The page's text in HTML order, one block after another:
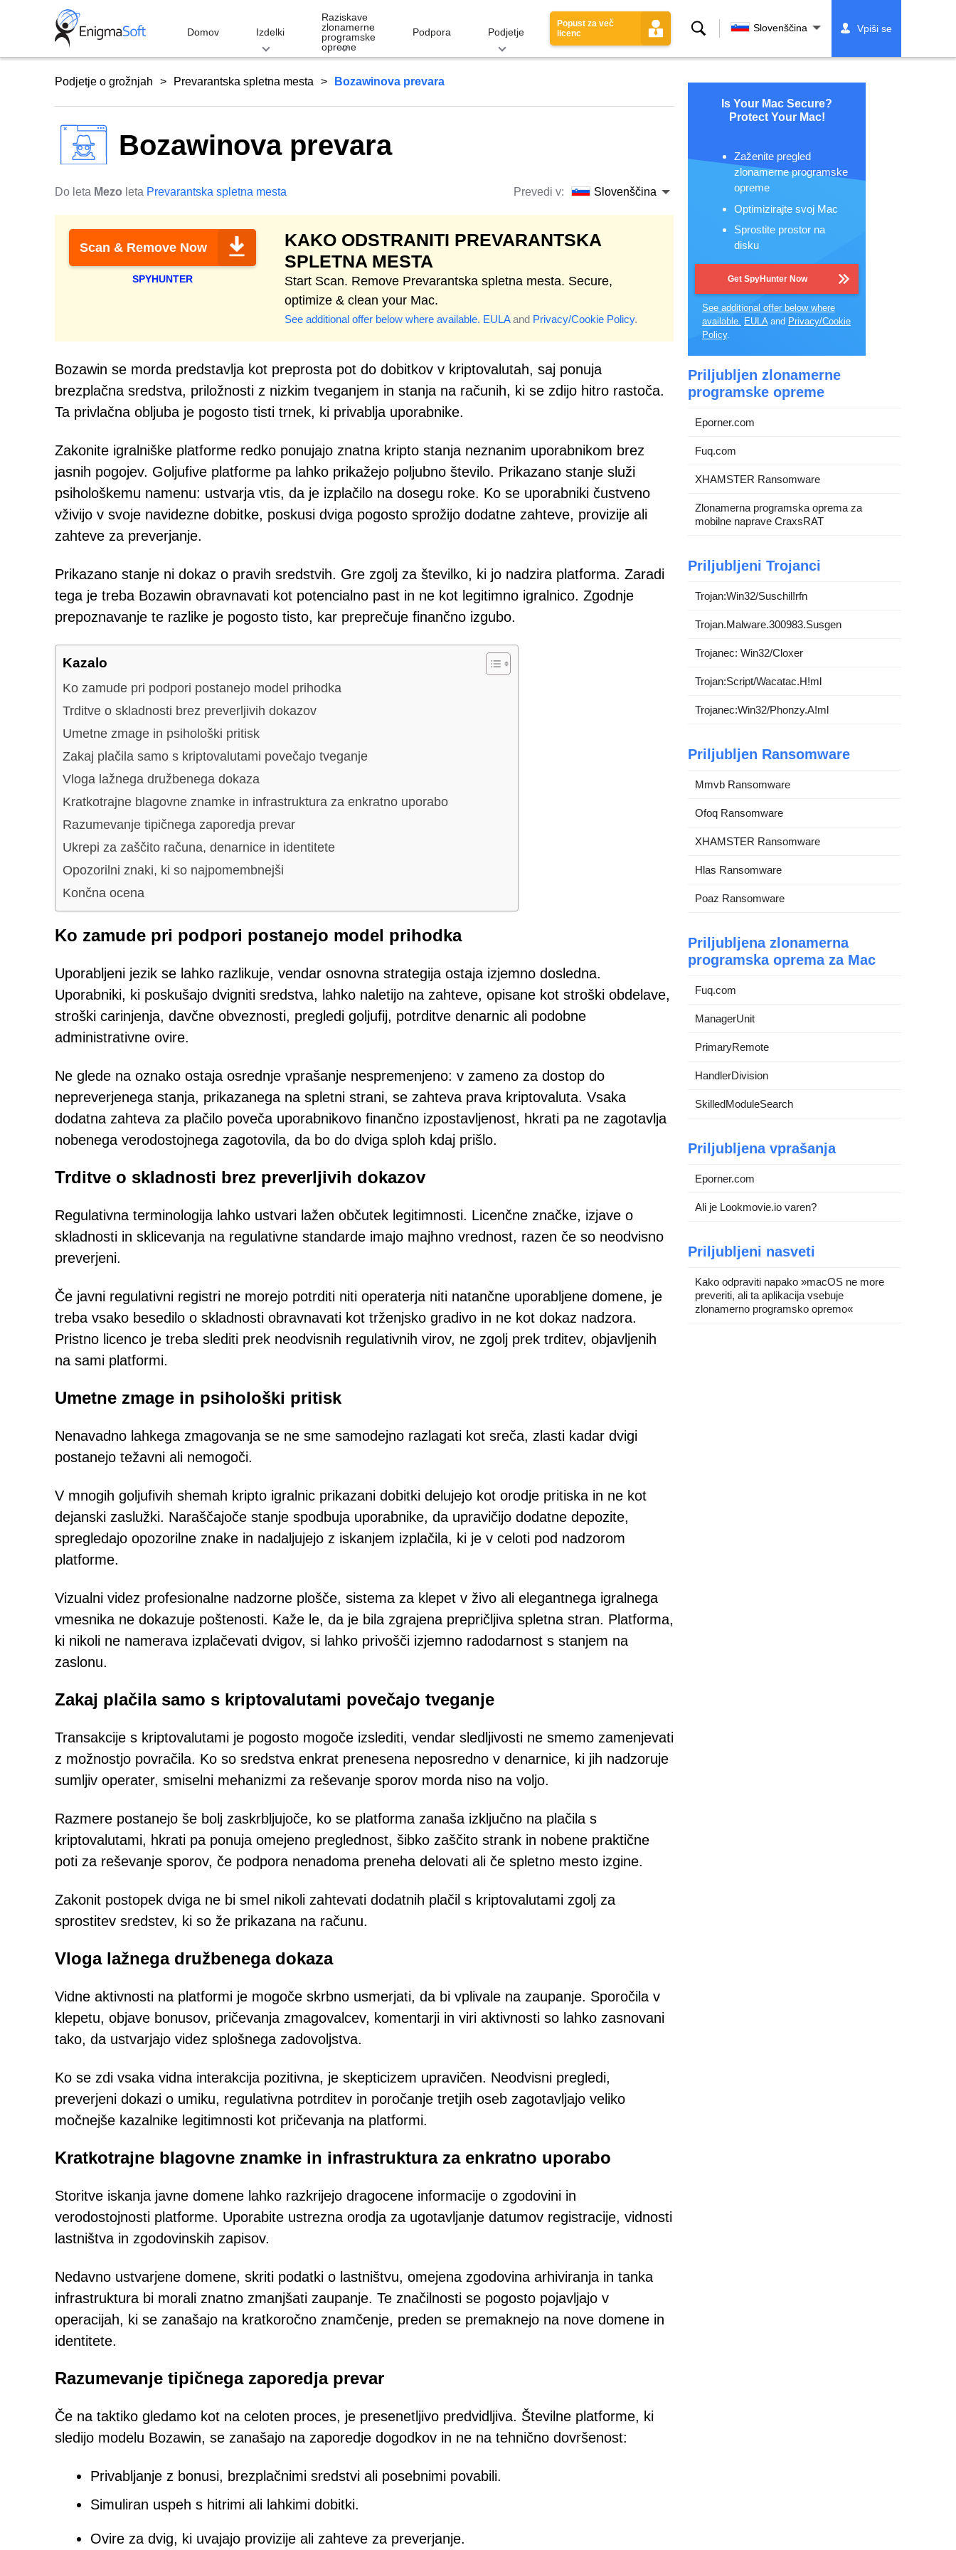
Domov Izdelki
Raziskave
zlonamerne
programske
opreme
Podpora Podjetje
Popust za več
licenc
Iskanje Slovenščina Vpiši se
Podjetje o grožnjah Prevarantska spletna mesta Bozawinova prevara
Bozawinova prevara
Do leta Mezo leta Prevarantska spletna mesta Prevedi v: Slovenščina
Scan & Remove Now
SPYHUNTER
KAKO ODSTRANITI PREVARANTSKA
SPLETNA MESTA
Start Scan. Remove Prevarantska spletna mesta. Secure,
optimize & clean your Mac.
See additional offer below where available. EULAand Privacy/Cookie Policy.
Bozawin se morda predstavlja kot preprosta pot do dobitkov v kriptovalutah, saj ponuja
brezplačna sredstva, priložnosti z nizkim tveganjem in stanja na računih, ki se zdijo hitro rastoča.
Ta privlačna obljuba je pogosto tisti trnek, ki privablja uporabnike.
Zakonite igralniške platforme redko ponujajo znatna kripto stanja neznanim uporabnikom brez
jasnih pogojev. Goljufive platforme pa lahko prikažejo poljubno število. Prikazano stanje služi
psihološkemu namenu: ustvarja vtis, da je izplačilo na dosegu roke. Ko se uporabniki čustveno
vživijo v svoje navidezne dobitke, poskusi dviga pogosto sprožijo dodatne zahteve, provizije ali
zahteve za preverjanje.
Prikazano stanje ni dokaz o pravih sredstvih. Gre zgolj za številko, ki jo nadzira platforma. Zaradi
tega je treba Bozawin obravnavati kot potencialno past in ne kot legitimno igralnico. Zgodnje
prepoznavanje te razlike je pogosto tisto, kar preprečuje finančno izgubo.
Kazalo
Ko zamude pri podpori postanejo model prihodka
Trditve o skladnosti brez preverljivih dokazov
Umetne zmage in psihološki pritisk
Zakaj plačila samo s kriptovalutami povečajo tveganje
Vloga lažnega družbenega dokaza
Kratkotrajne blagovne znamke in infrastruktura za enkratno uporabo
Razumevanje tipičnega zaporedja prevar
Ukrepi za zaščito računa, denarnice in identitete
Opozorilni znaki, ki so najpomembnejši
Končna ocena
Ko zamude pri podpori postanejo model prihodka
Uporabljeni jezik se lahko razlikuje, vendar osnovna strategija ostaja izjemno dosledna.
Uporabniki, ki poskušajo dvigniti sredstva, lahko naletijo na zahteve, opisane kot stroški obdelave,
stroški carinjenja, davčne obveznosti, pregledi goljufij, potrditve denarnic ali podobne
administrativne ovire.
Ne glede na oznako ostaja osrednje vprašanje nespremenjeno: v zameno za dostop do
nepreverjenega stanja, prikazanega na spletni strani, se zahteva prava kriptovaluta. Vsaka
dodatna zahteva za plačilo poveča uporabnikovo finančno izpostavljenost, hkrati pa ne zagotavlja
nobenega verodostojnega zagotovila, da bo do dviga sploh kdaj prišlo.
Trditve o skladnosti brez preverljivih dokazov
Regulativna terminologija lahko ustvari lažen občutek legitimnosti. Licenčne značke, izjave o
skladnosti in sklicevanja na regulativne standarde imajo majhno vrednost, razen če so neodvisno
preverjeni.
Če javni regulativni registri ne morejo potrditi niti operaterja niti natančne uporabljene domene, je
treba vsako besedilo o skladnosti obravnavati kot trženjsko gradivo in ne kot dokaz nadzora.
Pristno licenco je treba slediti prek neodvisnih regulativnih virov, ne zgolj prek trditev, objavljenih
na sami platformi.
Umetne zmage in psihološki pritisk
Nenavadno lahkega zmagovanja se ne sme samodejno razlagati kot sreča, zlasti kadar dvigi
postanejo težavni ali nemogoči.
V mnogih goljufivih shemah kripto igralnic prikazani dobitki delujejo kot orodje pritiska in ne kot
dejanski zaslužki. Naraščajoče stanje spodbuja uporabnike, da upravičijo dodatne depozite,
spregledajo opozorilne znake in nadaljujejo z iskanjem izplačila, ki je v celoti pod nadzorom
platforme.
Vizualni videz profesionalne nadzorne plošče, sistema za klepet v živo ali elegantnega igralnega
vmesnika ne dokazuje poštenosti. Kaže le, da je bila zgrajena prepričljiva spletna stran. Platforma,
ki nikoli ne namerava izplačevati dvigov, si lahko privošči izjemno radodarnost s stanjem na
zaslonu.
Zakaj plačila samo s kriptovalutami povečajo tveganje
Transakcije s kriptovalutami je pogosto mogoče izslediti, vendar sledljivosti ne smemo zamenjevati
z možnostjo povračila. Ko so sredstva enkrat prenesena neposredno v denarnice, ki jih nadzoruje
sumljiv operater, smiselni mehanizmi za reševanje sporov morda niso na voljo.
Razmere postanejo še bolj zaskrbljujoče, ko se platforma zanaša izključno na plačila s
kriptovalutami, hkrati pa ponuja omejeno preglednost, šibko zaščito strank in nobene praktične
poti za reševanje sporov, če podpora nenadoma preneha delovati ali če spletno mesto izgine.
Zakonit postopek dviga ne bi smel nikoli zahtevati dodatnih plačil s kriptovalutami zgolj za
sprostitev sredstev, ki so že prikazana na računu.
Vloga lažnega družbenega dokaza
Vidne aktivnosti na platformi je mogoče skrbno usmerjati, da bi vplivale na zaupanje. Sporočila v
klepetu, objave bonusov, pričevanja zmagovalcev, komentarji in viri aktivnosti so lahko zasnovani
tako, da ustvarjajo videz splošnega zadovoljstva.
Ko se zdi vsaka vidna interakcija pozitivna, je skepticizem upravičen. Neodvisni pregledi,
preverjeni dokazi o umiku, regulativna potrditev in poročanje tretjih oseb zagotavljajo veliko
močnejše kazalnike legitimnosti kot pričevanja na platformi.
Kratkotrajne blagovne znamke in infrastruktura za enkratno uporabo
Storitve iskanja javne domene lahko razkrijejo dragocene informacije o zgodovini in
verodostojnosti platforme. Uporabite ustrezna orodja za ugotavljanje datumov registracije, vidnosti
lastništva in zgodovinskih zapisov.
Nedavno ustvarjene domene, skriti podatki o lastništvu, omejena zgodovina arhiviranja in tanka
infrastruktura bi morali znatno zmanjšati zaupanje. Te značilnosti se pogosto pojavljajo v
operacijah, ki se zanašajo na kratkoročno znamčenje, preden se premaknejo na nove domene in
identitete.
Razumevanje tipičnega zaporedja prevar
Če na taktiko gledamo kot na celoten proces, je presenetljivo predvidljiva. Številne platforme, ki
sledijo modelu Bozawin, se zanašajo na zaporedje dogodkov in ne na tehnično dovršenost:
Privabljanje z bonusi, brezplačnimi sredstvi ali posebnimi povabili.
Simuliran uspeh s hitrimi ali lahkimi dobitki.
Ovire za dvig, ki uvajajo provizije ali zahteve za preverjanje.
Is Your Mac Secure?
Protect Your Mac!
Zaženite pregled
zlonamerne programske
opreme
Optimizirajte svoj Mac
Sprostite prostor na
disku
Get SpyHunter Now
See additional offer below where
available. EULAand Privacy/Cookie
Policy.
Priljubljen zlonamerne
programske opreme
Eporner.com
Fuq.com
XHAMSTER Ransomware
Zlonamerna programska oprema za
mobilne naprave CraxsRAT
Priljubljeni Trojanci
Trojan:Win32/Suschil!rfn
Trojan.Malware.300983.Susgen
Trojanec: Win32/Cloxer
Trojan:Script/Wacatac.H!ml
Trojanec:Win32/Phonzy.A!ml
Priljubljen Ransomware
Mmvb Ransomware
Ofoq Ransomware
XHAMSTER Ransomware
Hlas Ransomware
Poaz Ransomware
Priljubljena zlonamerna
programska oprema za Mac
Fuq.com
ManagerUnit
PrimaryRemote
HandlerDivision
SkilledModuleSearch
Priljubljena vprašanja
Eporner.com
Ali je Lookmovie.io varen?
Priljubljeni nasveti
Kako odpraviti napako »macOS ne more
preveriti, ali ta aplikacija vsebuje
zlonamerno programsko opremo«